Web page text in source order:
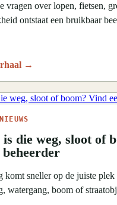
vragen over lopen, fietsen,
ontstaat een bruikbaar
→
is die weg, sloot of
beheerder
komt sneller op de juiste plek
watergang, boom of